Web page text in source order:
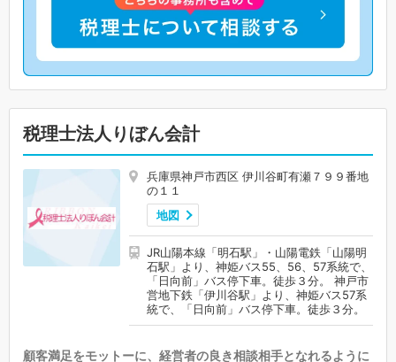
税理士法人りぼん会計
兵庫県神戸市西区 伊川谷町有瀬７９９番地
の１１
地図
JR山陽本線「明石駅」・山陽電鉄「山陽明
石駅」より、神姫バス55、56、57系統で、
「日向前」バス停下車。徒歩３分。 神戸市
営地下鉄「伊川谷駅」より、神姫バス57系
統で、「日向前」バス停下車。徒歩３分。
顧客満足をモットーに、経営者の良き相談相手となれるように